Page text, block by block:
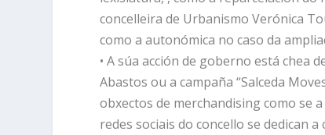
concelleira de Urbanismo Verónica
como a autonómica no caso da
• A súa acción de goberno está chea
Abastos ou a campaña “Salceda
obxectos de merchandising como se
redes sociais do concello se dedican